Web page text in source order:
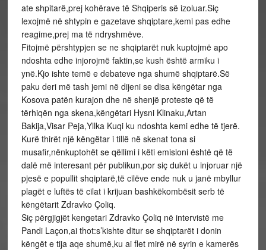
ate shpitarë,prej kohërave të Shqiperis së izoluar.Siç
lexojmë në shtypin e gazetave shqiptare,kemi pas edhe
reagime,prej ma të ndryshmëve.
Fitojmë përshtypjen se ne shqiptarët nuk kuptojmë apo
ndoshta edhe injorojmë faktin,se kush është armiku i
ynë.Kjo ishte temë e debateve nga shumë shqiptarë.Së
paku deri më tash jemi në dijeni se disa këngëtar nga
Kosova patën kurajon dhe në shenjë proteste që të
tërhiqën nga skena,këngëtari Hysni Klinaku,Artan
Bakija,Visar Peja,Yllka Kuqi ku ndoshta kemi edhe të tjerë.
Kurë thirët një këngëtar i tillë në skenat tona si
musafir,nënkuptohët se qëllimi i këti emisioni është që të
dalë më interesant për publikun,por siç dukët u injoruar një
pjesë e popullit shqiptarë,të cilëve ende nuk u janë mbyllur
plagët e luftës të cilat i krijuan bashkëkombësit serb të
këngëtarit Zdravko Çoliq.
Siç përgjigjët kengetari Zdravko Çoliq në intervistë me
Pandi Laçon,ai thot:s’kishte ditur se shqiptarët i donin
këngët e tija aqe shumë,ku ai flet mirë në syrin e kamerës